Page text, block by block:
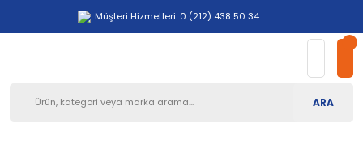
Müşteri Hizmetleri: 0 (212) 438 50 34
ARA